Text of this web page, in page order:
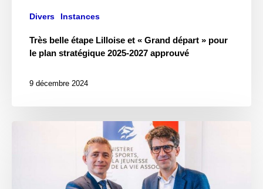
Divers Instances
Très belle étape Lilloise et « Grand départ » pour
le plan stratégique 2025-2027 approuvé
9 décembre 2024